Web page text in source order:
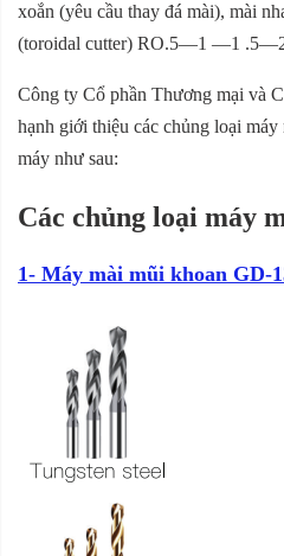
xoắn (yêu cầu thay đá mài), mài
(toroidal cutter) RO.5—1 —1 .5—2
Công ty Cổ phần Thương mại và
hạnh giới thiệu các chủng loại
máy như sau:
Các chủng loại máy
1- Máy mài mũi khoan GD-